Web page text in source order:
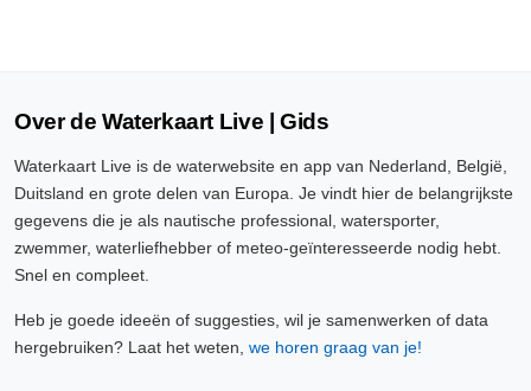
Over de Waterkaart Live | Gids
Waterkaart Live is de waterwebsite en app van Nederland, België,
Duitsland en grote delen van Europa. Je vindt hier de belangrijkste
gegevens die je als nautische professional, watersporter,
zwemmer, waterliefhebber of meteo-geïnteresseerde nodig hebt.
Snel en compleet.
Heb je goede ideeën of suggesties, wil je samenwerken of data
hergebruiken? Laat het weten, we horen graag van je!